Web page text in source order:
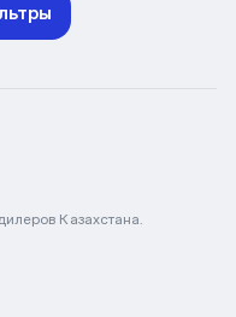
Казахстана.